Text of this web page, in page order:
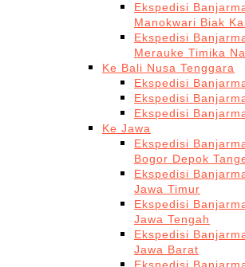
Ekspedisi
Manokwari Biak
Ekspedisi
Merauke Timika
Ke Bali Nusa Tenggara
Ekspedisi
Ekspedisi
Ekspedisi
Ke Jawa
Ekspedisi
Bogor Depok
Ekspedisi
Jawa Timur
Ekspedisi
Jawa Tengah
Ekspedisi
Jawa Barat